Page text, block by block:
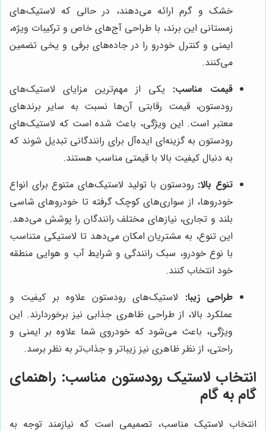
خشک و گرم ارائه می‌دهند، در حالی که لاستیک‌های
زمستانی این برند، با طراحی آج‌های خاص و ترکیبات ویژه،
ایمنی و کنترل خودرو را در جاده‌های برفی و یخی تضمین
می‌کنند.
قیمت مناسب: یکی از مهم‌ترین مزایای لاستیک‌های
رودستون، قیمت رقابتی آن‌ها نسبت به سایر برندهای
معتبر است. این ویژگی، باعث شده است که لاستیک‌های
رودستون به گزینه‌ای ایده‌آل برای رانندگانی تبدیل شوند که
به دنبال کیفیت بالا با قیمتی مناسب هستند.
تنوع بالا: رودستون با تولید لاستیک‌های متنوع برای انواع
خودروها، از سواری‌های کوچک گرفته تا خودروهای شاسی
بلند و تجاری، نیازهای مختلف رانندگان را پوشش می‌دهد.
این تنوع، به مشتریان امکان می‌دهد تا لاستیکی متناسب
با نوع خودرو، سبک رانندگی و شرایط آب و هوایی منطقه
خود انتخاب کنند.
طراحی زیبا: لاستیک‌های رودستون علاوه بر کیفیت و
عملکرد بالا، از طراحی ظاهری جذابی نیز برخوردارند. این
ویژگی، باعث می‌شود که خودروی شما علاوه بر ایمنی و
راحتی، از نظر ظاهری نیز زیباتر و جذاب‌تر به نظر برسد.
انتخاب لاستیک رودستون مناسب: راهنمای
گام به گام
انتخاب لاستیک مناسب، تصمیمی است که نیازمند توجه به